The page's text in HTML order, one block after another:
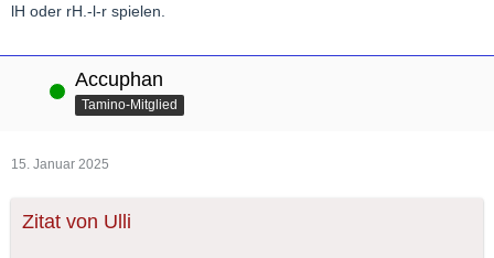
lH oder rH.-l-r spielen.
Online Accuphan
Tamino-Mitglied
15. Januar 2025
Zitat von Ulli